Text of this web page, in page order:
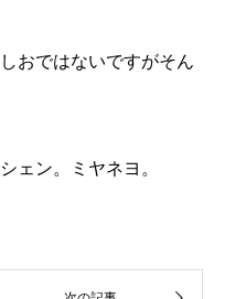
おではないですがそん
ェン。ミヤネヨ。